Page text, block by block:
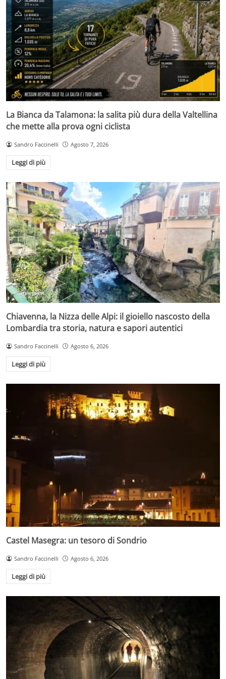
La Bianca da Talamona: la salita più dura della Valtellina
che mette alla prova ogni ciclista
Sandro Faccinelli Agosto 7, 2026
Leggi di più
Chiavenna, la Nizza delle Alpi: il gioiello nascosto della
Lombardia tra storia, natura e sapori autentici
Sandro Faccinelli Agosto 6, 2026
Leggi di più
Castel Masegra: un tesoro di Sondrio
Sandro Faccinelli Agosto 6, 2026
Leggi di più